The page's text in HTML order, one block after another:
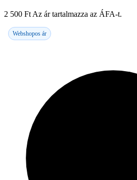
2 500 Ft Az ár tartalmazza az ÁFA-t.
Webshopos ár